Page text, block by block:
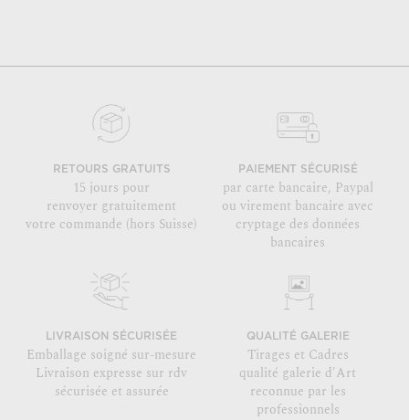
RETOURS GRATUITS
15 jours pour
renvoyer gratuitement
votre commande (hors Suisse)
PAIEMENT SÉCURISÉ
par carte bancaire, Paypal
ou virement bancaire avec
cryptage des données
bancaires
LIVRAISON SÉCURISÉE
Emballage soigné sur-mesure
Livraison expresse sur rdv
sécurisée et assurée
QUALITÉ GALERIE
Tirages et Cadres
qualité galerie d'Art
reconnue par les
professionnels